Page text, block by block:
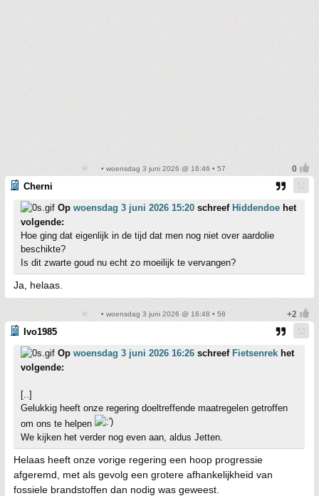
• woensdag 3 juni 2026 @ 16:46 • 57
Cherni
Op woensdag 3 juni 2026 15:20 schreef Hiddendoe het
volgende:
Hoe ging dat eigenlijk in de tijd dat men nog niet over aardolie
beschikte?
Is dit zwarte goud nu echt zo moeilijk te vervangen?
Ja, helaas.
• woensdag 3 juni 2026 @ 16:48 • 58
Ivo1985
Op woensdag 3 juni 2026 16:26 schreef Fietsenrek het
volgende:
[..]
Gelukkig heeft onze regering doeltreffende maatregelen getroffen
om ons te helpen
We kijken het verder nog even aan, aldus Jetten.
Helaas heeft onze vorige regering een hoop progressie
afgeremd, met als gevolg een grotere afhankelijkheid van
fossiele brandstoffen dan nodig was geweest.